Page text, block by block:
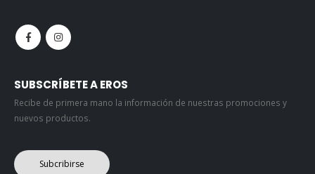
SUBSCRÍBETE A EROS
Recibe de primera mano la información de nuestras promociones y
nuevos productos.
Subcribirse